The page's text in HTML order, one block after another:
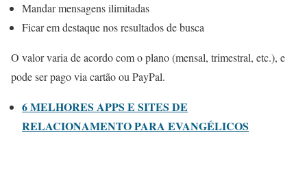
Mandar mensagens ilimitadas
Ficar em destaque nos resultados de busca
O valor varia de acordo com o plano (mensal, trimestral, etc.), e
pode ser pago via cartão ou PayPal.
6 MELHORES APPS E SITES DE
RELACIONAMENTO PARA EVANGÉLICOS